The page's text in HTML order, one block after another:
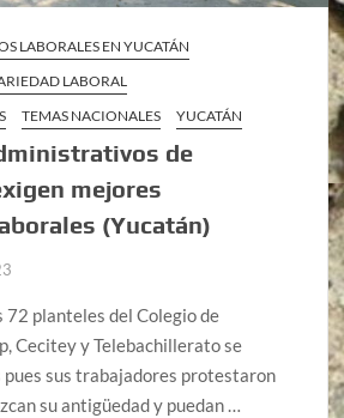
LABORALES EN YUCATÁN
LABORAL
TEMAS NACIONALES YUCATÁN
de
mejores
(Yucatán)
72 planteles del Colegio de
Cecitey y Telebachillerato se
pues sus trabajadores protestaron
su antigüedad y puedan …